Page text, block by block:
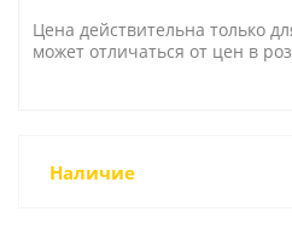
Цена действительна только
может отличаться от цен в
Наличие